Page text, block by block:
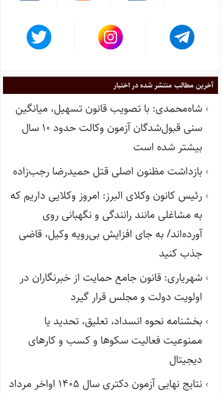
آخرین مطالب منتشر شده در اختبار
شاه‌محمدی: با تصویب قانون تسهیل، میانگین
سنی قبول‌شدگان آزمون وکالت حدود ۱۰ سال
بیشتر شده است
بازداشت مظنون اصلی قتل حمیدرضا رجب‌زاده
رئیس کانون وکلای البرز: امروز وکلایی داریم که
به مشاغلی مانند رانندگی و نگهبانی روی
آورده‌اند/ به جای افزایش بی‌رویه وکیل، قاضی
جذب کنید
شهریاری: قانون جامع حمایت از خبرنگاران در
اولویت دولت و مجلس قرار گیرد
بخشنامه نحوه انسداد، تعلیق، تحدید یا
ممنوعیت فعالیت سکوها و کسب و کارهای
دیجیتال
نتایج نهایی آزمون دکتری سال ۱۴۰۵ اواخر مرداد